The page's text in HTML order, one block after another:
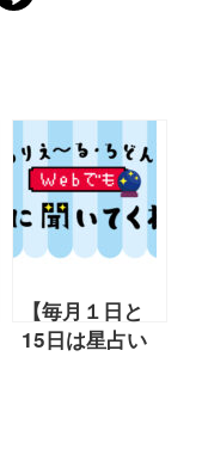
【毎月１日と
15日は星占い